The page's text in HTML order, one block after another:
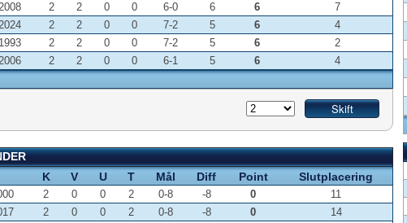
2 2 0 0 6-0 6 6
7
2 2 0 0 7-2 5 6
4
2 2 0 0 7-2 5 6
2
2 2 0 0 6-1 5 6 4
K V U T Mål Diff Point Slutplacering
2 0 0 2 0-8 -8 0
11
2 0 0 2 0-8 -8 0
14